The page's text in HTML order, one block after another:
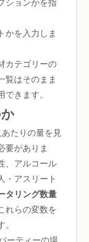
ションかを指
かを入力しま
カテゴリーの
覧はそのまま
きます。
たりの量を見
要がありま
、アルコール
・アスリート
タリング数量
れらの変数を